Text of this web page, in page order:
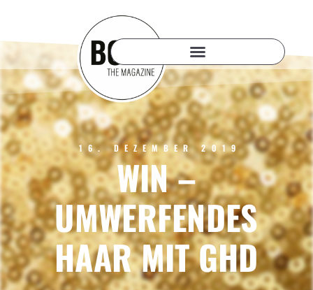
16. DEZEMBER 2019
WIN –
UMWERFENDES
HAAR MIT GHD